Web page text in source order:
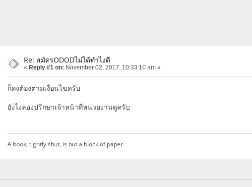
Re: สมัครODODไม่ได้ทำไงดี
« Reply #1 on: November 02, 2017, 10:33:10 am »
ก็คงต้องตามเงื่อนไขครับ
ยังไงลองปรึกษาเจ้าหน้าที่หน่วยงานดูครับ
A book, tightly shut, is but a block of paper.